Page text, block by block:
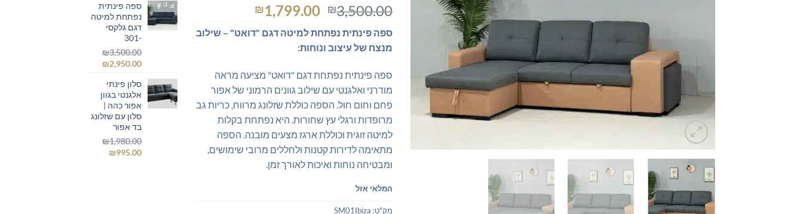
₪3,500.00
המחיר
היה:
₪3,500.00.
₪1,799.00
הוא:
ספה פינתית נפתחת למיטה דגם "דואט" – שילוב
מנצח של עיצוב ונוחות:
ספה פינתית נפתחת דגם "דואט" מציעה מראה
מודרני ואלגנטי עם שילוב גוונים הרמוני של אפור
פחם וחום חול. הספה כוללת שזלונג מרווח, כריות גב
מרופדות ורגלי עץ שחורות. היא נפתחת בקלות
למיטה זוגית וכוללת ארגז מצעים מובנה. הספה
מתאימה לדירות קטנות ולחללים מרובי שימושים,
ומבטיחה נוחות ואיכות לאורך זמן.
המלאי אזל
מק"ט: SM01Ibiza
ספה פינתית
נפתחת למיטה
דגם גלקסי
-301
₪3,500.00
המחיר
היה:
₪3,500.00.
₪2,950.00
₪2,950.00.
סלון פינתי
אלגנטי בגוון
אפור כהה |
סלון עם שזלונג
בד אפור
₪1,980.00
המחיר ₪995.00